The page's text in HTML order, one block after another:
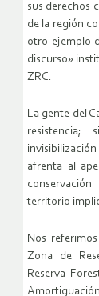
sus derechos
de la región
otro ejemplo
discurso»
ZRC.
La gente del
afrenta al
territorio
Nos
Zona de
Reserva